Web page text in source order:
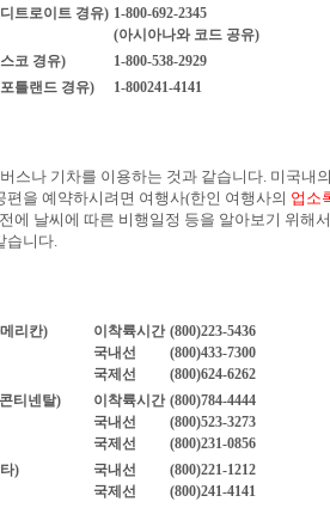
트로이트 경유) 1-800-692-2345
(아시아나와 코드 공유)
코 경유)
1-800-538-2929
틀랜드 경유) 1-800241-4141
스나 기차를 이용하는 것과 같습니다. 미국내
을 예약하시려면 여행사(한인 여행사의 업소
에 날씨에 따른 비행일정 등을 알아보기 위해
습니다.
리칸)
이착륙시간
국내선
국제선
(800)223-5436
(800)433-7300
(800)624-6262
티넨탈)
이착륙시간
국내선
국제선
(800)784-4444
(800)523-3273
(800)231-0856
)
국내선
국제선
(800)221-1212
(800)241-4141